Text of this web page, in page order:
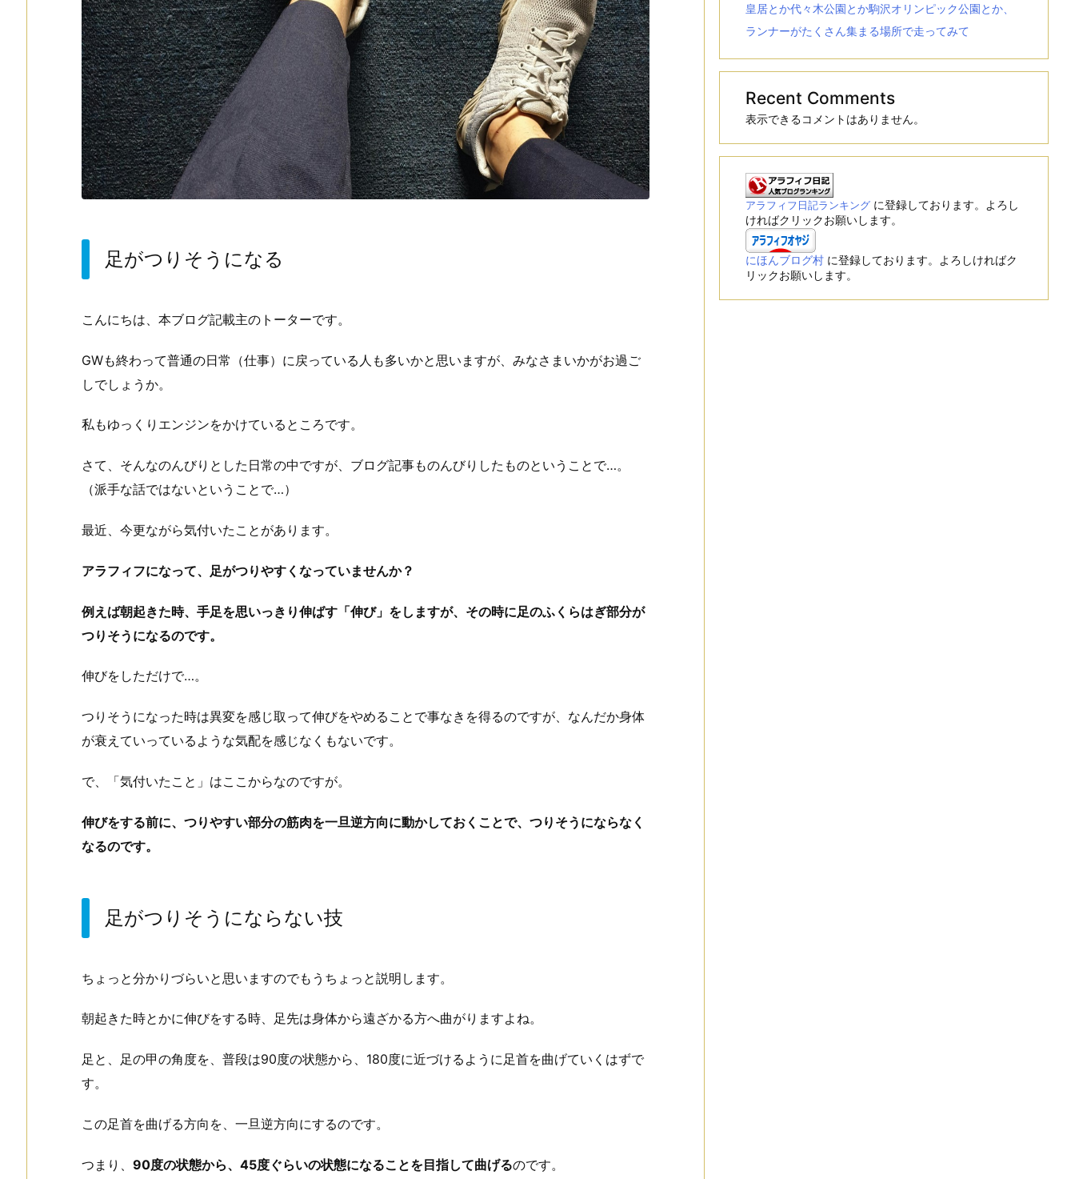
足がつりそうになる
こんにちは、本ブログ記載主のトーターです。
GWも終わって普通の日常（仕事）に戻っている人も多いかと思いますが、みなさまいかがお過ご
しでしょうか。
私もゆっくりエンジンをかけているところです。
さて、そんなのんびりとした日常の中ですが、ブログ記事ものんびりしたものということで…。
（派手な話ではないということで…）
最近、今更ながら気付いたことがあります。
アラフィフになって、足がつりやすくなっていませんか？
例えば朝起きた時、手足を思いっきり伸ばす「伸び」をしますが、その時に足のふくらはぎ部分が
つりそうになるのです。
伸びをしただけで…。
つりそうになった時は異変を感じ取って伸びをやめることで事なきを得るのですが、なんだか身体
が衰えていっているような気配を感じなくもないです。
で、「気付いたこと」はここからなのですが。
伸びをする前に、つりやすい部分の筋肉を一旦逆方向に動かしておくことで、つりそうにならなく
なるのです。
足がつりそうにならない技
ちょっと分かりづらいと思いますのでもうちょっと説明します。
朝起きた時とかに伸びをする時、足先は身体から遠ざかる方へ曲がりますよね。
足と、足の甲の角度を、普段は90度の状態から、180度に近づけるように足首を曲げていくはずで
す。
この足首を曲げる方向を、一旦逆方向にするのです。
つまり、 90度の状態から、45度ぐらいの状態になることを目指して曲げるのです。
皇居とか代々木公園とか駒沢オリンピック公園とか、
ランナーがたくさん集まる場所で走ってみて
Recent Comments
表示できるコメントはありません。
アラフィフ日記ランキング に登録しております。よろし
ければクリックお願いします。
にほんブログ村 に登録しております。よろしければク
リックお願いします。